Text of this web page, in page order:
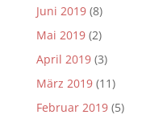
Juni 2019(8)
Mai 2019(2)
April 2019(3)
März 2019(11)
Februar 2019(5)